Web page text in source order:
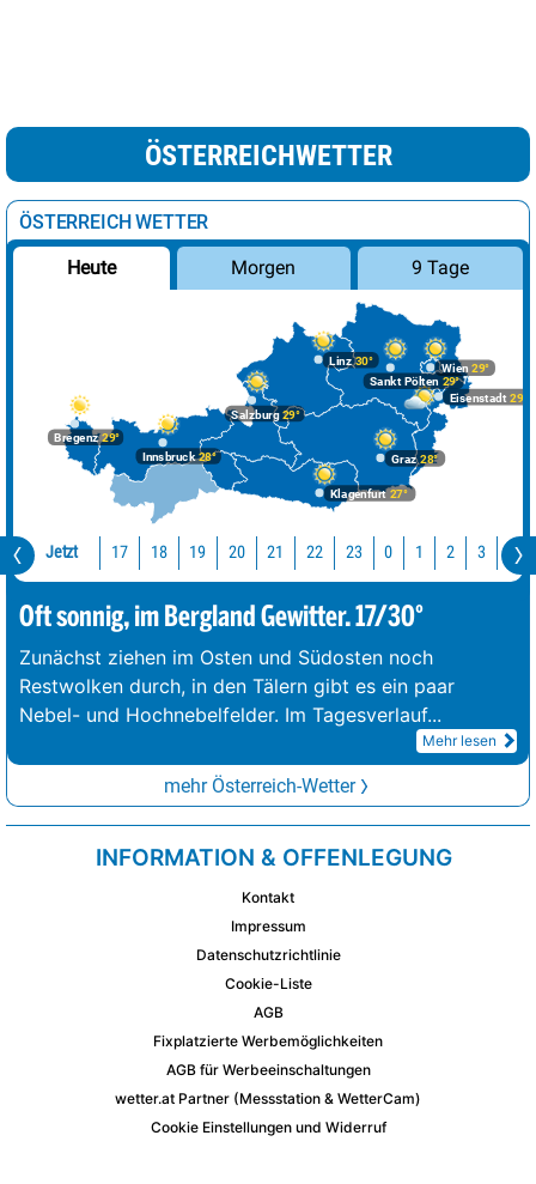
ÖSTERREICHWETTER
ÖSTERREICH WETTER
Heute Morgen 9 Tage
Bregenz29°
Graz28°
Innsbruck28°
Klagenfurt 27°
Linz30°
Salzburg29°
Wien 29°
Eisenstadt 29°
Sankt Pölten 29°
Jetzt 17 18 19 20 21 22 23 0 1 2 3 4
Oft sonnig, im Bergland Gewitter. 17/30°
Zunächst ziehen im Osten und Südosten noch
Restwolken durch, in den Tälern gibt es ein paar
Nebel- und Hochnebelfelder. Im Tagesverlauf...
Mehr lesen
mehr Österreich-Wetter
INFORMATION & OFFENLEGUNG
Kontakt
Impressum
Datenschutzrichtlinie
Cookie-Liste
AGB
Fixplatzierte Werbemöglichkeiten
AGB für Werbeeinschaltungen
wetter.at Partner (Messstation & WetterCam)
Cookie Einstellungen und Widerruf